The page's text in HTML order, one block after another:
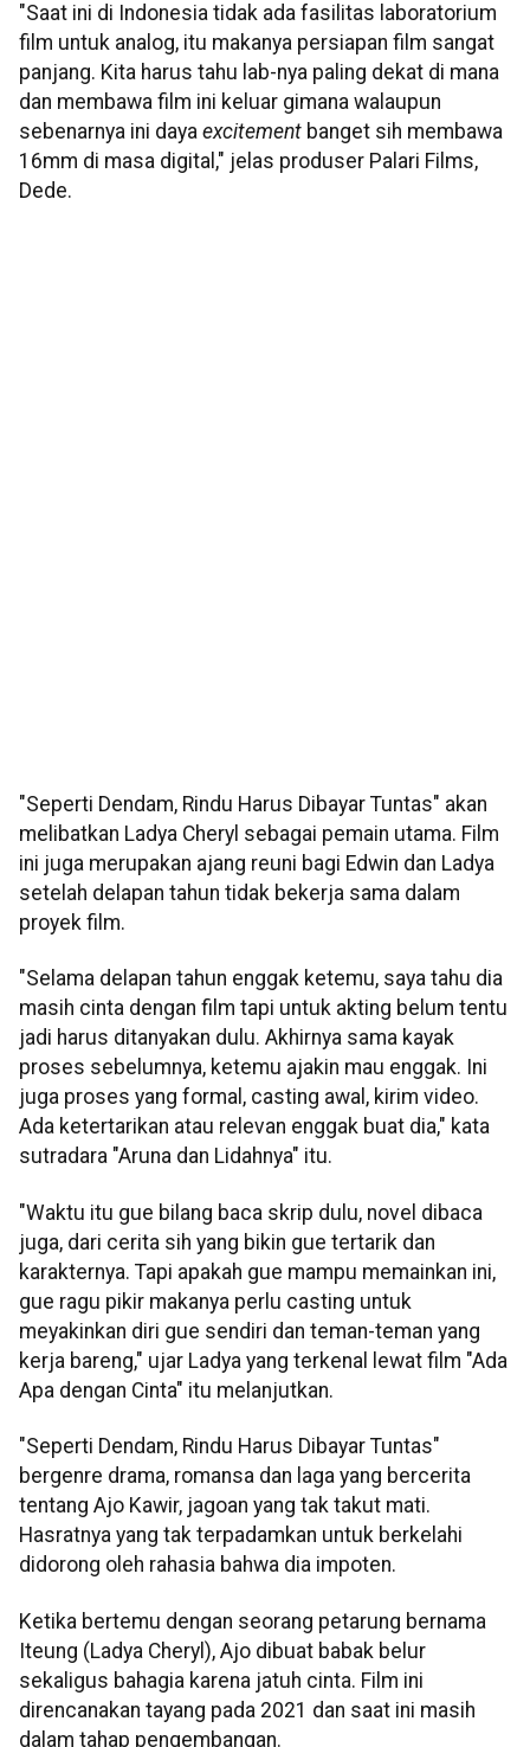
"Saat ini di Indonesia tidak ada fasilitas laboratorium
film untuk analog, itu makanya persiapan film sangat
panjang. Kita harus tahu lab-nya paling dekat di mana
dan membawa film ini keluar gimana walaupun
sebenarnya ini daya excitement banget sih membawa
16mm di masa digital," jelas produser Palari Films,
Dede.
"Seperti Dendam, Rindu Harus Dibayar Tuntas" akan
melibatkan Ladya Cheryl sebagai pemain utama. Film
ini juga merupakan ajang reuni bagi Edwin dan Ladya
setelah delapan tahun tidak bekerja sama dalam
proyek film.
"Selama delapan tahun enggak ketemu, saya tahu dia
masih cinta dengan film tapi untuk akting belum tentu
jadi harus ditanyakan dulu. Akhirnya sama kayak
proses sebelumnya, ketemu ajakin mau enggak. Ini
juga proses yang formal, casting awal, kirim video.
Ada ketertarikan atau relevan enggak buat dia," kata
sutradara "Aruna dan Lidahnya" itu.
"Waktu itu gue bilang baca skrip dulu, novel dibaca
juga, dari cerita sih yang bikin gue tertarik dan
karakternya. Tapi apakah gue mampu memainkan ini,
gue ragu pikir makanya perlu casting untuk
meyakinkan diri gue sendiri dan teman-teman yang
kerja bareng," ujar Ladya yang terkenal lewat film "Ada
Apa dengan Cinta" itu melanjutkan.
"Seperti Dendam, Rindu Harus Dibayar Tuntas"
bergenre drama, romansa dan laga yang bercerita
tentang Ajo Kawir, jagoan yang tak takut mati.
Hasratnya yang tak terpadamkan untuk berkelahi
didorong oleh rahasia bahwa dia impoten.
Ketika bertemu dengan seorang petarung bernama
Iteung (Ladya Cheryl), Ajo dibuat babak belur
sekaligus bahagia karena jatuh cinta. Film ini
direncanakan tayang pada 2021 dan saat ini masih
dalam tahap pengembangan.